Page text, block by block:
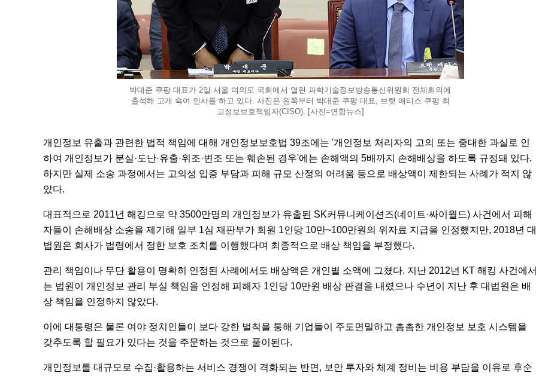
박대준 쿠팡 대표가 2일 서울 여의도 국회에서 열린 과학기술정보방송통신위원회 전체회의에
출석해 고개 숙여 인사를 하고 있다. 사진은 왼쪽부터 박대준 쿠팡 대표, 브랫 매티스 쿠팡 최
고정보보호책임자(CISO). [사진=연합뉴스]
개인정보 유출과 관련한 법적 책임에 대해 개인정보보호법 39조에는 '개인정보 처리자의 고의 또는 중대한 과실로 인
하여 개인정보가 분실·도난·유출·위조·변조 또는 훼손된 경우'에는 손해액의 5배까지 손해배상을 하도록 규정돼 있다.
하지만 실제 소송 과정에서는 고의성 입증 부담과 피해 규모 산정의 어려움 등으로 배상액이 제한되는 사례가 적지 않
았다.
대표적으로 2011년 해킹으로 약 3500만명의 개인정보가 유출된 SK커뮤니케이션즈(네이트·싸이월드) 사건에서 피해
자들이 손해배상 소송을 제기해 일부 1심 재판부가 회원 1인당 10만~100만원의 위자료 지급을 인정했지만, 2018년 대
법원은 회사가 법령에서 정한 보호 조치를 이행했다며 최종적으로 배상 책임을 부정했다.
관리 책임이나 무단 활용이 명확히 인정된 사례에서도 배상액은 개인별 소액에 그쳤다. 지난 2012년 KT 해킹 사건에서
는 법원이 개인정보 관리 부실 책임을 인정해 피해자 1인당 10만원 배상 판결을 내렸으나 수년이 지난 후 대법원은 배
상 책임을 인정하지 않았다.
이에 대통령은 물론 여야 정치인들이 보다 강한 벌칙을 통해 기업들이 주도면밀하고 촘촘한 개인정보 보호 시스템을
갖추도록 할 필요가 있다는 것을 주문하는 것으로 풀이된다.
개인정보를 대규모로 수집·활용하는 서비스 경쟁이 격화되는 반면, 보안 투자와 체계 정비는 비용 부담을 이유로 후순